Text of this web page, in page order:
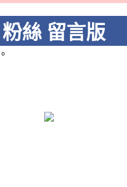
絲 留言版